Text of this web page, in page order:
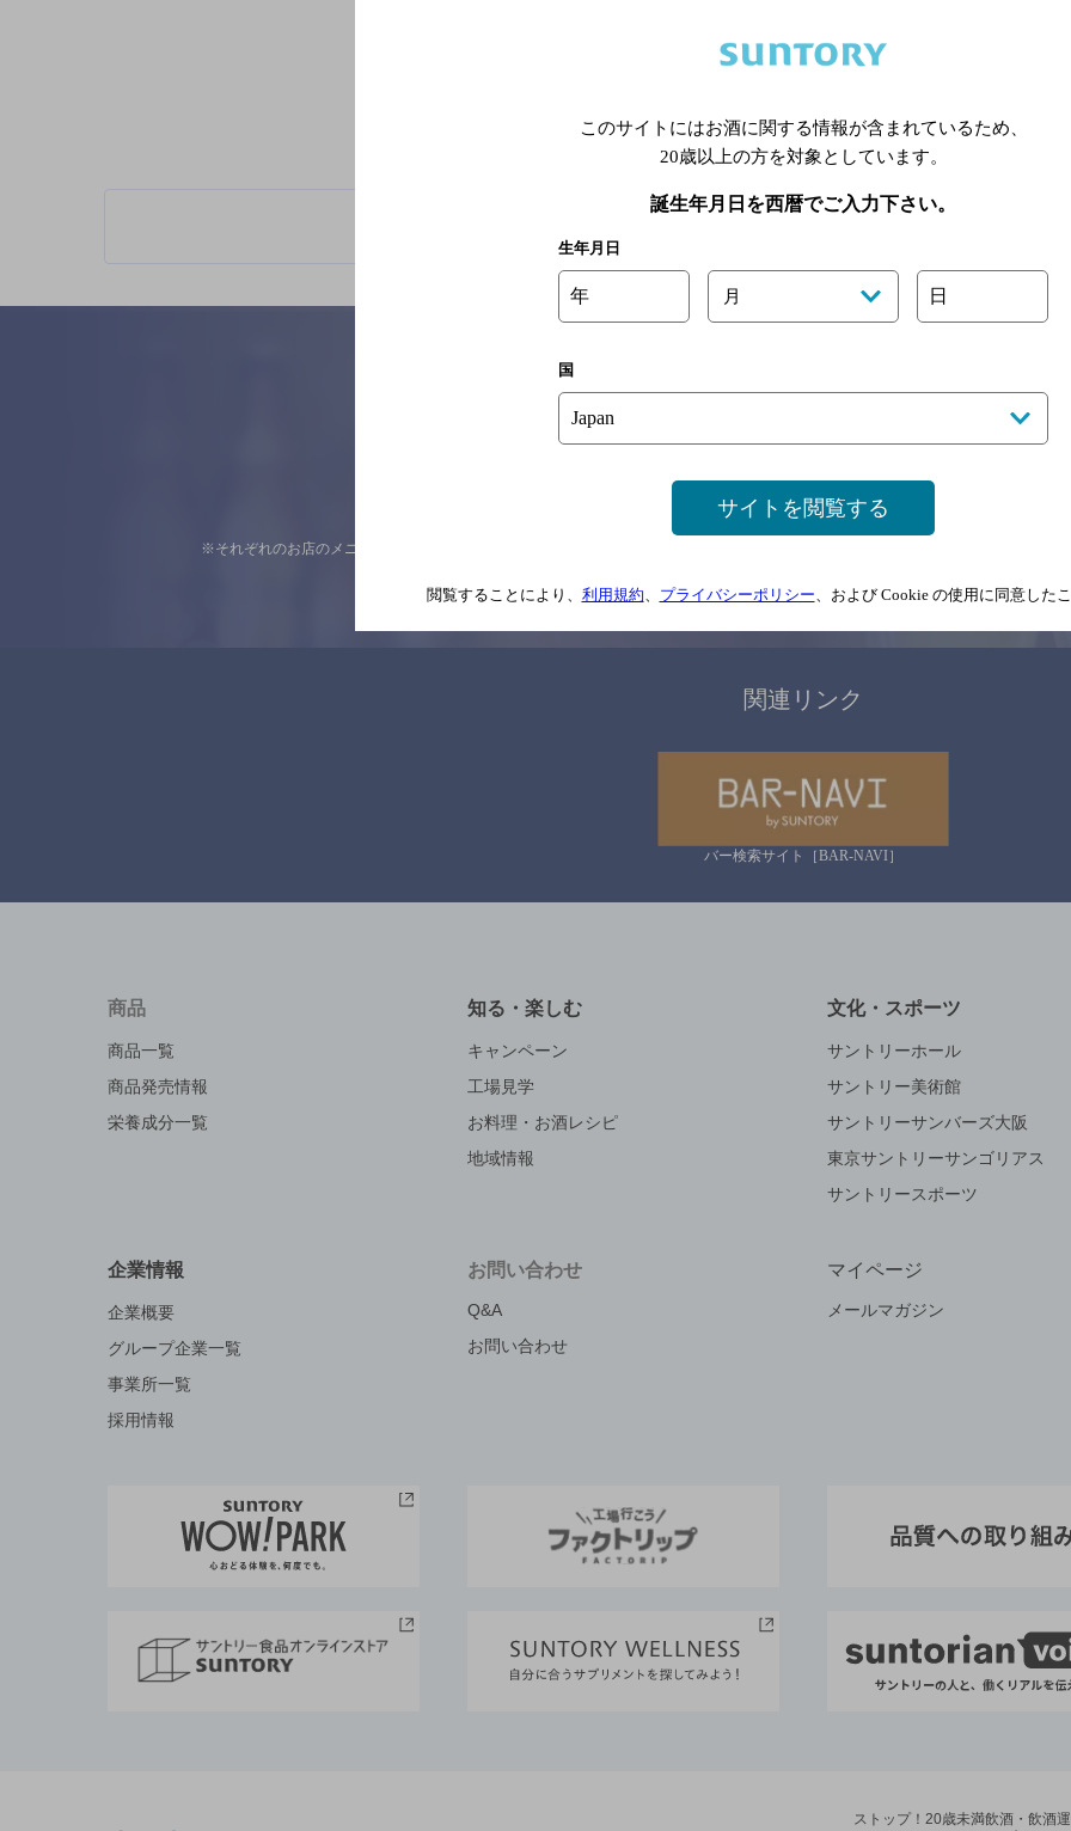
※店舗によりハイボール取り扱い銘
サイトマップ ご意見・ご感想 利用規約
※それぞれのお店のメニューや営業時間などの掲載情報については、 念のためお店にご確
情報提供：ぐるなび
関連リンク
バー検索サイト［BAR-NAVI］
商品
商品一覧
商品発売情報
栄養成分一覧
知る・楽しむ
キャンペーン
工場見学
お料理・お酒レシピ
地域情報
文化・スポーツ
サントリーホール
サントリー美術館
サントリーサンバーズ大阪
東京サントリーサンゴリアス
サントリースポーツ
企業情報
企業概要
グループ企業一覧
事業所一覧
採用情報
お問い合わせ
Q&A
お問い合わせ
マイページ
メールマガジン
ストップ！20歳未満飲酒・飲酒運
このサイトにはお酒に関する情報が含まれているため、
20歳以上の方を対象としています。
誕生年月日を西暦でご入力下さい。
生年月日
年 月 日
国
サイトを閲覧する
閲覧することにより、 利用規約 プライバシーポリシー 、および Cookie の使用に同意した